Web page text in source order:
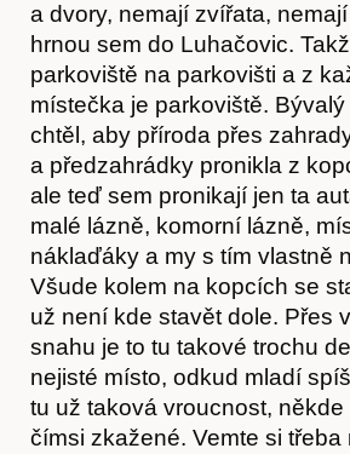
a dvory, nemají zvířata,
hrnou sem do Luhačovic.
parkoviště na parkovišti a z
místečka je parkoviště.
chtěl, aby příroda přes
a předzahrádky pronikla z
ale teď sem pronikají jen ta
malé lázně, komorní lázně,
náklaďáky a my s tím vlastně
Všude kolem na kopcích se
už není kde stavět dole. Přes
snahu je to tu takové trochu
nejisté místo, odkud mladí
tu už taková vroucnost, někde
čímsi zkažené. Vemte si třeba